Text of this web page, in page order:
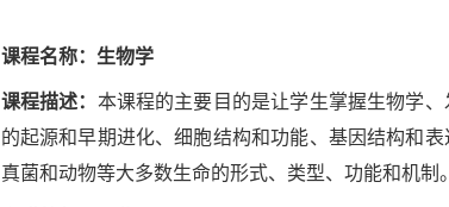
课程名称：生物学
课程描述： 本课程的主要目的是让学生掌握生物学
的起源和早期进化、细胞结构和功能、基因结构和
真菌和动物等大多数生命的形式、类型、功能和机制。